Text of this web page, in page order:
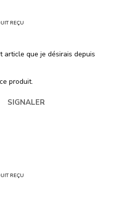
REÇU
article que je désirais depuis
produit.
SIGNALER
REÇU